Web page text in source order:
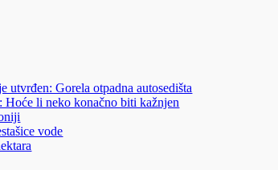
Gorela otpadna autosedišta
Hoće li neko konačno biti kažnjen
vode